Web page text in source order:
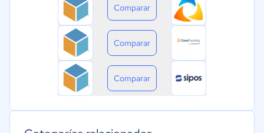
Comparar
Comparar
Comparar